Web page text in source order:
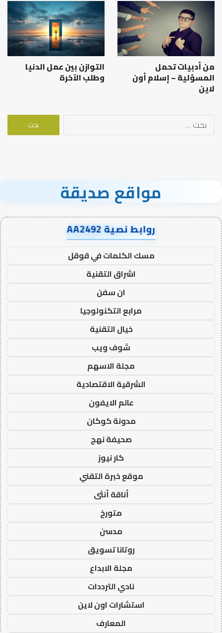
من أدبيات تحمل
المسؤلية – إسلام أون
لاين
التوازن بين عمل الدنيا
وطلب الآخرة
البحث
مواقع صديقة
روابط نصية AA2492
مسك الكلمات في قوقل
اشراق التقنية
ان سفن
مرابع التكنولوجيا
خيال التقنية
شوف ويب
مجلة الاسهم
الشرقية الاقتصادية
عالم الايفون
مدونة كوكان
صحيفة نهج
كار نيوز
موقع خبرة التقني
أناقة أنثى
متورخ
مدسن
روتانا تسويق
مجلة الابداع
نادي الترددات
استشارات اون لاين
المعارف